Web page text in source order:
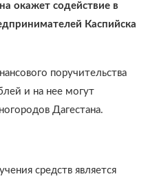
окажет содействие в
Каспийска
поручительства
и на нее могут
Дагестана.
средств является